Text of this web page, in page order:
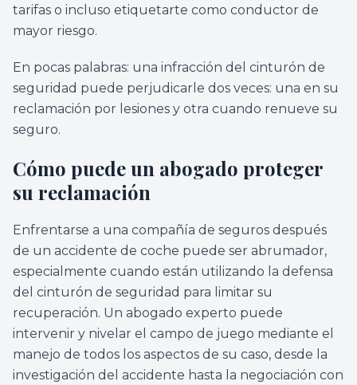
tarifas o incluso etiquetarte como conductor de
mayor riesgo.
En pocas palabras: una infracción del cinturón de
seguridad puede perjudicarle dos veces: una en su
reclamación por lesiones y otra cuando renueve su
seguro.
Cómo puede un abogado proteger
su reclamación
Enfrentarse a una compañía de seguros después
de un accidente de coche puede ser abrumador,
especialmente cuando están utilizando la defensa
del cinturón de seguridad para limitar su
recuperación. Un abogado experto puede
intervenir y nivelar el campo de juego mediante el
manejo de todos los aspectos de su caso, desde la
investigación del accidente hasta la negociación con